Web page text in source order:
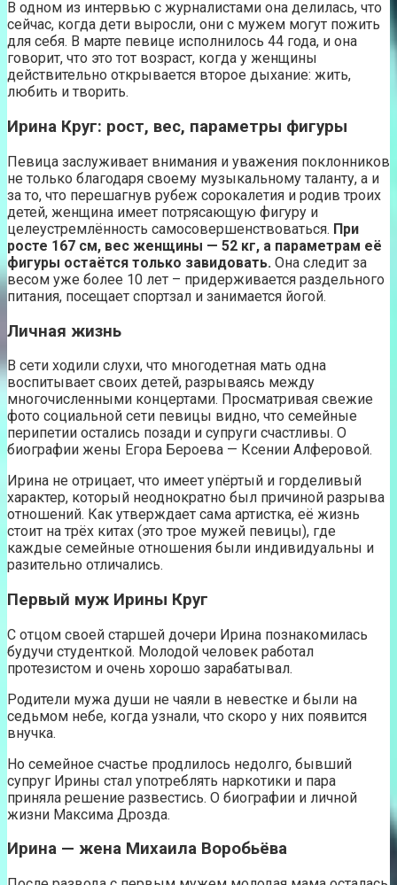
В одном из интервью с журналистами она делилась, что
сейчас, когда дети выросли, они с мужем могут пожить
для себя. В марте певице исполнилось 44 года, и она
говорит, что это тот возраст, когда у женщины
действительно открывается второе дыхание: жить,
любить и творить.
Ирина Круг: рост, вес, параметры фигуры
Певица заслуживает внимания и уважения поклонников
не только благодаря своему музыкальному таланту, а и
за то, что перешагнув рубеж сорокалетия и родив троих
детей, женщина имеет потрясающую фигуру и
целеустремлённость самосовершенствоваться. При
росте 167 см, вес женщины — 52 кг, а параметрам её
фигуры остаётся только завидовать. Она следит за
весом уже более 10 лет – придерживается раздельного
питания, посещает спортзал и занимается йогой.
Личная жизнь
В сети ходили слухи, что многодетная мать одна
воспитывает своих детей, разрываясь между
многочисленными концертами. Просматривая свежие
фото социальной сети певицы видно, что семейные
перипетии остались позади и супруги счастливы. О
биографии жены Егора Бероева — Ксении Алферовой.
Ирина не отрицает, что имеет упёртый и горделивый
характер, который неоднократно был причиной разрыва
отношений. Как утверждает сама артистка, её жизнь
стоит на трёх китах (это трое мужей певицы), где
каждые семейные отношения были индивидуальны и
разительно отличались.
Первый муж Ирины Круг
С отцом своей старшей дочери Ирина познакомилась
будучи студенткой. Молодой человек работал
протезистом и очень хорошо зарабатывал.
Родители мужа души не чаяли в невестке и были на
седьмом небе, когда узнали, что скоро у них появится
внучка.
Но семейное счастье продлилось недолго, бывший
супруг Ирины стал употреблять наркотики и пара
приняла решение развестись. О биографии и личной
жизни Максима Дрозда.
Ирина — жена Михаила Воробьёва